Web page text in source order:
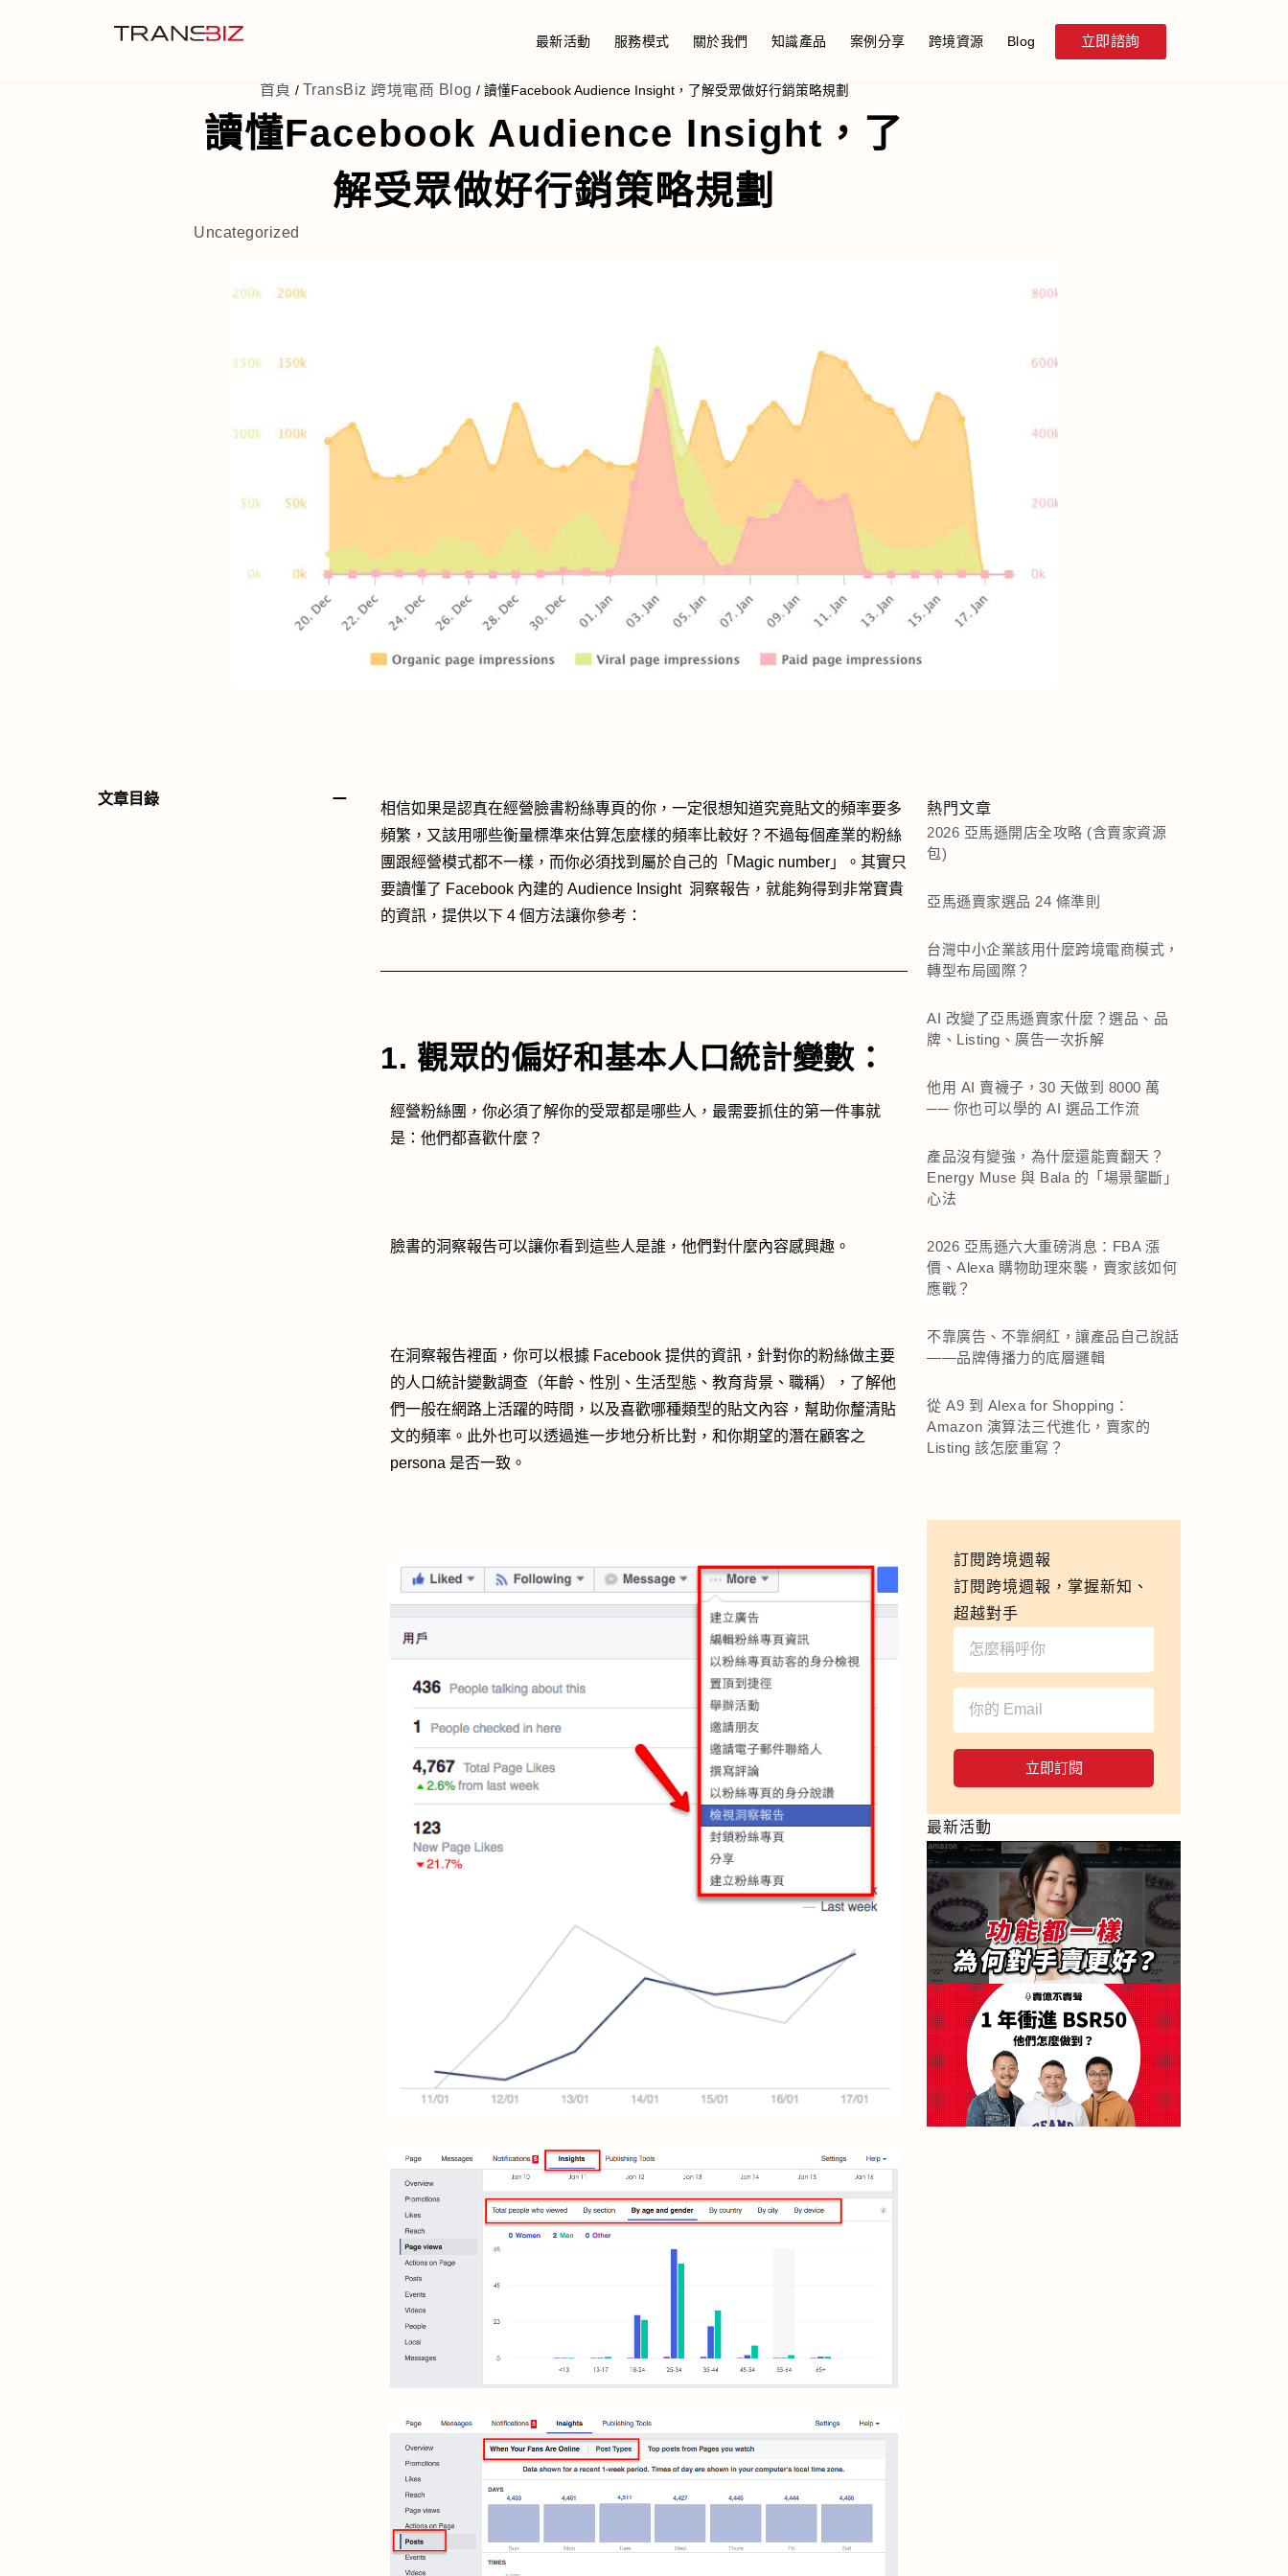
最新活動 服務模式 關於我們 知識產品 案例分享 跨境資源 Blog 立即諮詢
首頁 / TransBiz 跨境電商 Blog / 讀懂Facebook Audience Insight，了解受眾做好行銷策略規劃
讀懂Facebook Audience Insight，了
解受眾做好行銷策略規劃
Uncategorized
文章目錄 －
相信如果是認真在經營臉書粉絲專頁的你，一定很想知道究竟貼文的頻率要多
頻繁，又該用哪些衡量標準來估算怎麼樣的頻率比較好？不過每個產業的粉絲
團跟經營模式都不一樣，而你必須找到屬於自己的「Magic number」。其實只
要讀懂了 Facebook 內建的 Audience Insight 洞察報告，就能夠得到非常寶貴
的資訊，提供以下 4 個方法讓你參考：
1. 觀眾的偏好和基本人口統計變數：
經營粉絲團，你必須了解你的受眾都是哪些人，最需要抓住的第一件事就
是：他們都喜歡什麼？
臉書的洞察報告可以讓你看到這些人是誰，他們對什麼內容感興趣。
在洞察報告裡面，你可以根據 Facebook 提供的資訊，針對你的粉絲做主要
的人口統計變數調查（年齡、性別、生活型態、教育背景、職稱），了解他
們一般在網路上活躍的時間，以及喜歡哪種類型的貼文內容，幫助你釐清貼
文的頻率。此外也可以透過進一步地分析比對，和你期望的潛在顧客之
persona 是否一致。
熱門文章
2026 亞馬遜開店全攻略 (含賣家資源
包)
亞馬遜賣家選品 24 條準則
台灣中小企業該用什麼跨境電商模式，
轉型布局國際？
AI 改變了亞馬遜賣家什麼？選品、品
牌、Listing、廣告一次拆解
他用 AI 賣襪子，30 天做到 8000 萬
── 你也可以學的 AI 選品工作流
產品沒有變強，為什麼還能賣翻天？
Energy Muse 與 Bala 的「場景壟斷」
心法
2026 亞馬遜六大重磅消息：FBA 漲
價、Alexa 購物助理來襲，賣家該如何
應戰？
不靠廣告、不靠網紅，讓產品自己說話
——品牌傳播力的底層邏輯
從 A9 到 Alexa for Shopping：
Amazon 演算法三代進化，賣家的
Listing 該怎麼重寫？
訂閱跨境週報
訂閱跨境週報，掌握新知、
超越對手
立即訂閱
最新活動